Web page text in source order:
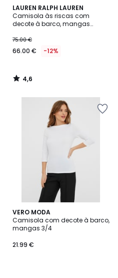
LAUREN RALPH LAUREN
Camisola às riscas com
decote à barco, mangas
75.00 €
66.00 € -12%
4,6
/ 5
4,6
/
VERO MODA
Camisola com decote à barco,
mangas 3/4
21.99 €
4,8
/ 5